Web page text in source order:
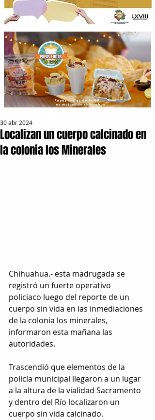
Localizan un cuerpo calcinado en
la colonia los Minerales
30 abr 2024
Chihuahua.- esta madrugada se
registró un fuerte operativo
policiaco luego del reporte de un
cuerpo sin vida en las inmediaciones
de la colonia los minerales,
informaron esta mañana las
autoridades.
Trascendió que elementos de la
policía municipal llegaron a un lugar
a la altura de la vialidad Sacramento
y dentro del Río localizaron un
cuerpo sin vida calcinado.